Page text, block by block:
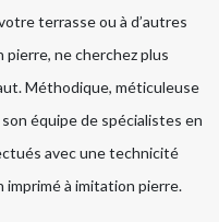
terrasse ou à d’autres
ne cherchez plus
Méthodique, méticuleuse
équipe de spécialistes en
avec une technicité
imprimé à imitation pierre.